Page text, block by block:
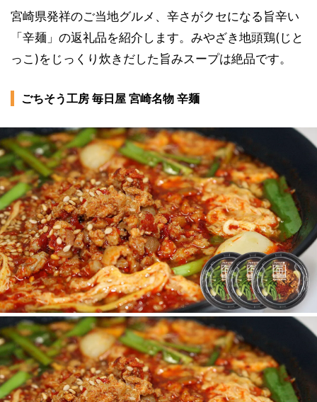
宮崎県発祥のご当地グルメ、辛さがクセになる旨辛い
「辛麺」の返礼品を紹介します。みやざき地頭鶏(じと
っこ)をじっくり炊きだした旨みスープは絶品です。
ごちそう工房 毎日屋 宮崎名物 辛麺